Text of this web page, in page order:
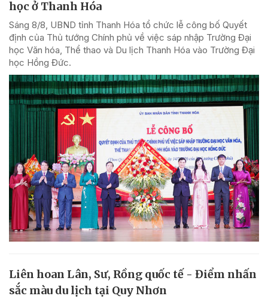
học ở Thanh Hóa
Sáng 8/8, UBND tỉnh Thanh Hóa tổ chức lễ công bố Quyết
định của Thủ tướng Chính phủ về việc sáp nhập Trường Đại
học Văn hóa, Thể thao và Du lịch Thanh Hóa vào Trường Đại
học Hồng Đức.
Liên hoan Lân, Sư, Rồng quốc tế - Điểm nhấn
sắc màu du lịch tại Quy Nhơn